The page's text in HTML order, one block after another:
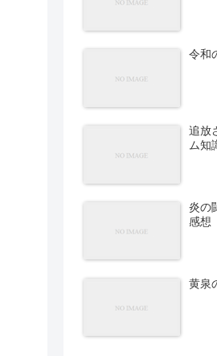
令和
追放
ム知
炎の
感想
黄泉